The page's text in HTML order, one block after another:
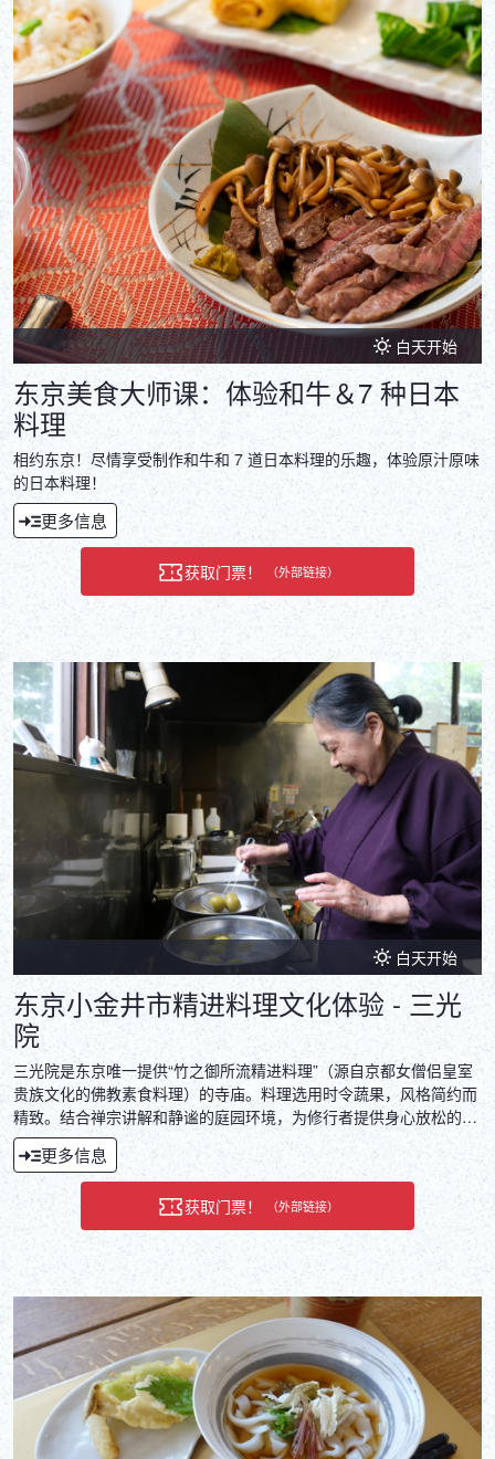
白天开始
东京美食大师课：体验和牛＆7 种日本
料理
相约东京！尽情享受制作和牛和 7 道日本料理的乐趣，体验原汁原味
的日本料理！
更多信息
获取门票！ （外部链接）
白天开始
东京小金井市精进料理文化体验 - 三光
院
三光院是东京唯一提供“竹之御所流精进料理”（源自京都女僧侣皇室
贵族文化的佛教素食料理）的寺庙。料理选用时令蔬果，风格简约而
精致。结合禅宗讲解和静谧的庭园环境，为修行者提供身心放松的文
化体验。
更多信息
获取门票！ （外部链接）